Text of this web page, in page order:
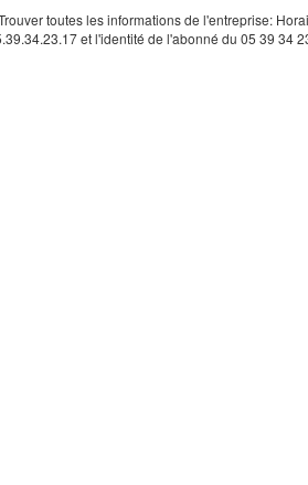
toutes les informations de l'entreprise:
et l'identité de l'abonné du 05 39 34